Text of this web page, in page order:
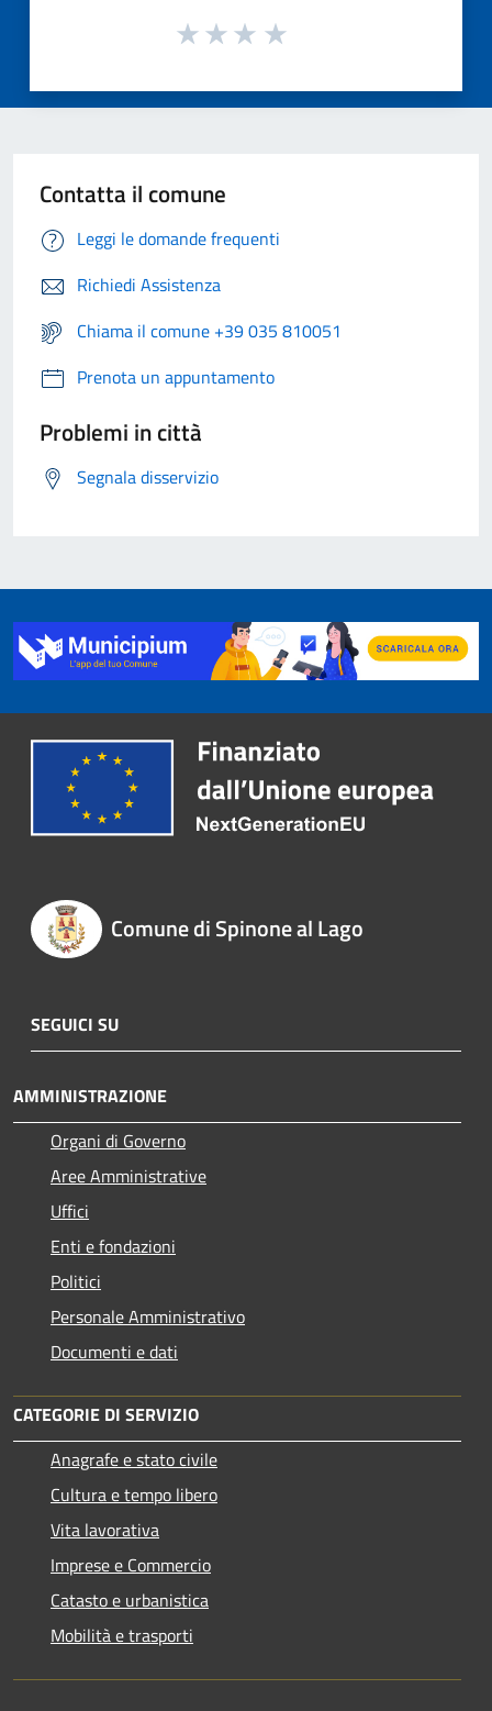
Contatta il comune
Leggi le domande frequenti
Richiedi Assistenza
Chiama il comune +39 035 810051
Prenota un appuntamento
Problemi in città
Segnala disservizio
Comune di Spinone al Lago
SEGUICI SU
AMMINISTRAZIONE
Organi di Governo
Aree Amministrative
Uffici
Enti e fondazioni
Politici
Personale Amministrativo
Documenti e dati
CATEGORIE DI SERVIZIO
Anagrafe e stato civile
Cultura e tempo libero
Vita lavorativa
Imprese e Commercio
Catasto e urbanistica
Mobilità e trasporti